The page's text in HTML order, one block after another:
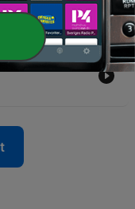
en la era